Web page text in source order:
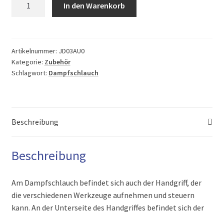
Avantgarde
S4
Menge
In den Warenkorb
Artikelnummer: JD03AU0
Kategorie: Zubehör
Schlagwort: Dampfschlauch
Beschreibung
Beschreibung
Am Dampfschlauch befindet sich auch der Handgriff, der
die verschiedenen Werkzeuge aufnehmen und steuern
kann. An der Unterseite des Handgriffes befindet sich der